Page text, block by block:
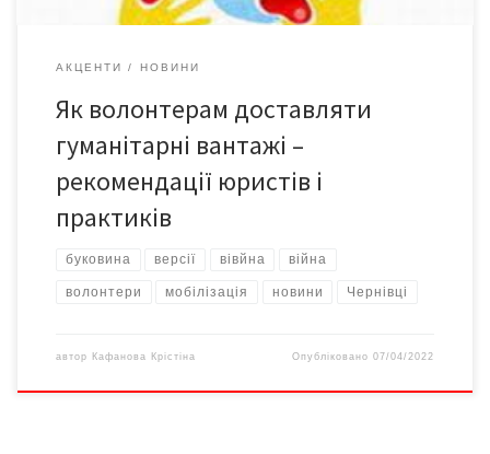
АКЦЕНТИ НОВИНИ
Як волонтерам доставляти
гуманітарні вантажі –
рекомендації юристів і
практиків
буковина версії вівйна війна
волонтери мобілізація новини Чернівці
автор Кафанова Крістіна Опубліковано07/04/2022